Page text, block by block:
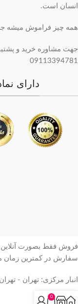
انسان است.
همه چیز فراموش میشه
جهت مشاوره خرید و
09113394781
دارای
فروش فقط بصورت آنلاین
سفارش در کمترین زمان
انبار مرکزی: تهران -
0